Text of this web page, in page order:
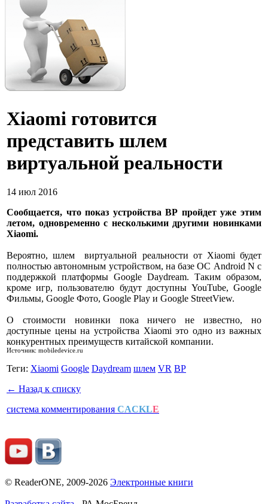
Xiaomi готовится
представить шлем
виртуальной реальности
14 июл 2016
Сообщается, что показ устройства ВР пройдет уже этим
летом, одновременно с несколькими другими новинками
Xiaomi.
Вероятно, шлем виртуальной реальности от Xiaomi будет
полностью автономным устройством, на базе ОС Android N с
поддержкой платформы Google Daydream. Таким образом,
кроме игр, пользователю будут доступны YouTube, Google
Фильмы, Google Фото, Google Play и Google StreetView.
О стоимости новинки пока ничего не известно, но
доступные цены на устройства Xiaomi это одно из важных
конкурентных преимуществ китайской компании.
Источник: mobiledevice.ru
Теги: Xiaomi Google Daydream шлем VR ВР
← Назад к списку
система комментирования CACKLE
© ReaderONE, 2009-2026 Электронные книги